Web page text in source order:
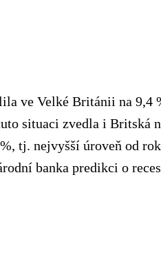
ve Velké Británii na 9,4
situaci zvedla i Britská
tj. nejvyšší úroveň od
banka predikci o